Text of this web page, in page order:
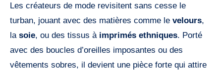
Les créateurs de mode revisitent sans cesse le
turban, jouant avec des matières comme le velours,
la soie, ou des tissus à imprimés ethniques. Porté
avec des boucles d’oreilles imposantes ou des
vêtements sobres, il devient une pièce forte qui attire